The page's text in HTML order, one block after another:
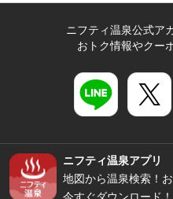
ニフティ温泉公式ア
おトク情報やクー
ニフティ温泉アプリ
地図から温泉検索！
今すぐダウンロード！